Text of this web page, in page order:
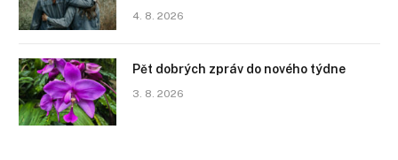
4. 8. 2026
Pět dobrých zpráv do nového týdne
3. 8. 2026